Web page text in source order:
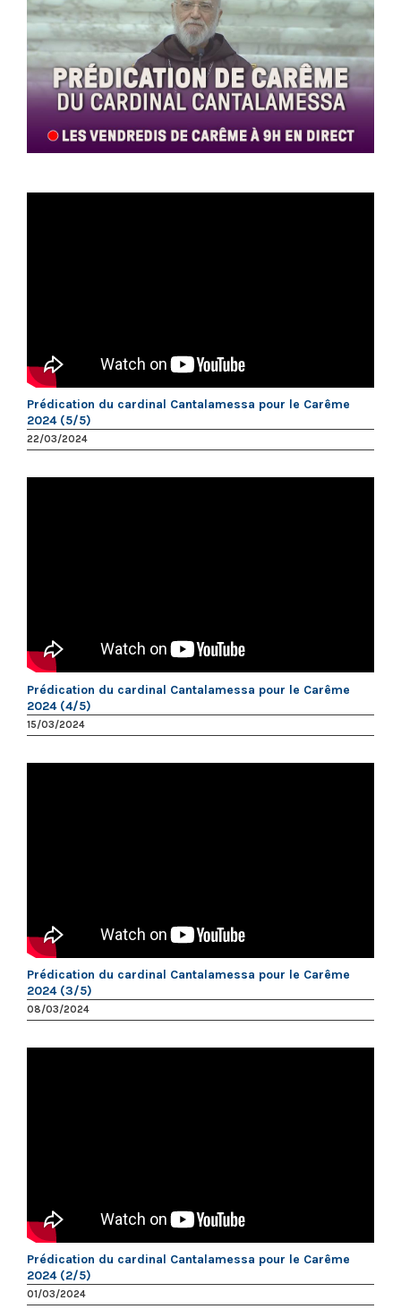
Prédication du cardinal Cantalamessa pour le Carême
2024 (5/5)
22/03/2024
Prédication du cardinal Cantalamessa pour le Carême
2024 (4/5)
15/03/2024
Prédication du cardinal Cantalamessa pour le Carême
2024 (3/5)
08/03/2024
Prédication du cardinal Cantalamessa pour le Carême
2024 (2/5)
01/03/2024